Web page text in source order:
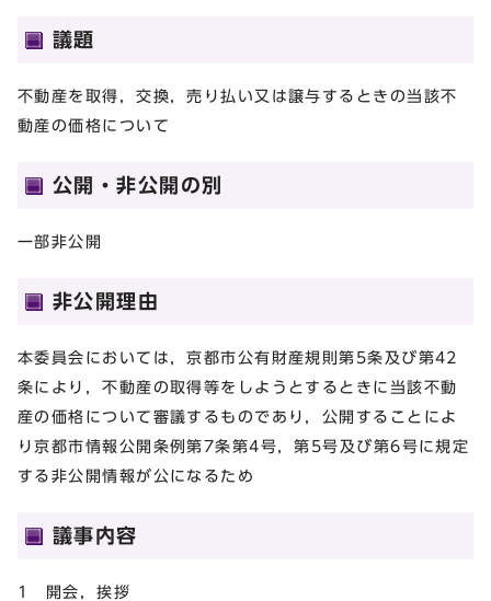
議題
不動産を取得，交換，売り払い又は譲与するときの当該不
動産の価格について
公開・非公開の別
一部非公開
非公開理由
本委員会においては，京都市公有財産規則第5条及び第42
条により，不動産の取得等をしようとするときに当該不動
産の価格について審議するものであり，公開することによ
り京都市情報公開条例第7条第4号，第5号及び第6号に規定
する非公開情報が公になるため
議事内容
1 開会，挨拶